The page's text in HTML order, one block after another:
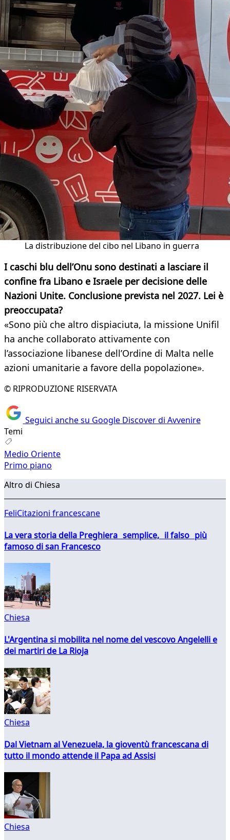
La distribuzione del cibo nel Libano in guerra
I caschi blu dell’Onu sono destinati a lasciare il
confine fra Libano e Israele per decisione delle
Nazioni Unite. Conclusione prevista nel 2027. Lei è
preoccupata?
«Sono più che altro dispiaciuta, la missione Unifil
ha anche collaborato attivamente con
l’associazione libanese dell’Ordine di Malta nelle
azioni umanitarie a favore della popolazione».
© RIPRODUZIONE RISERVATA
Seguici anche su Google Discover di Avvenire
Temi
Medio Oriente
Primo piano
Altro di Chiesa
FeliCitazioni francescane
La vera storia della Preghiera semplice, il falso più
famoso di san Francesco
Chiesa
L'Argentina si mobilita nel nome del vescovo Angelelli e
dei martiri de La Rioja
Chiesa
Dal Vietnam al Venezuela, la gioventù francescana di
tutto il mondo attende il Papa ad Assisi
Chiesa